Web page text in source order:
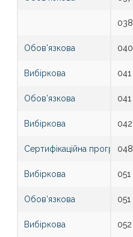
038
040
041
041
042
048
051
051
052
Обов’язкова
Вибіркова
Обов’язкова
Вибіркова
Сертифікаційна програма
Вибіркова
Обов’язкова
Вибіркова